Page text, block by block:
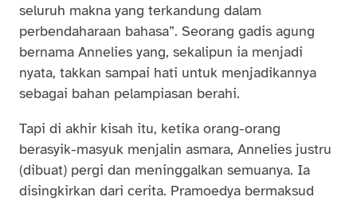
seluruh makna yang terkandung dalam
perbendaharaan bahasa”. Seorang gadis agung
bernama Annelies yang, sekalipun ia menjadi
nyata, takkan sampai hati untuk menjadikannya
sebagai bahan pelampiasan berahi.
Tapi di akhir kisah itu, ketika orang-orang
berasyik-masyuk menjalin asmara, Annelies justru
(dibuat) pergi dan meninggalkan semuanya. Ia
disingkirkan dari cerita. Pramoedya bermaksud